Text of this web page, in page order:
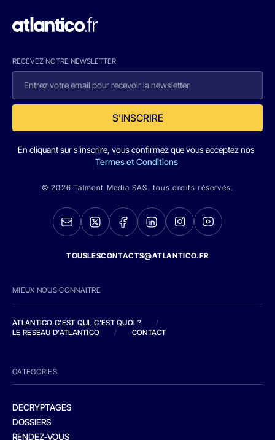
RECEVEZ NOTRE NEWSLETTER
S'INSCRIRE
En cliquant sur s'inscrire, vous confirmez que vous acceptez nos
Termes et Conditions
© 2026 Talmont Media SAS. tous droits réservés.
TOUSLESCONTACTS@ATLANTICO.FR
MIEUX NOUS CONNAITRE
ATLANTICO C'EST QUI, C'EST QUOI ?
/
LE RESEAU D'ATLANTICO
/ CONTACT
CATEGORIES
DECRYPTAGES
DOSSIERS
RENDEZ-VOUS